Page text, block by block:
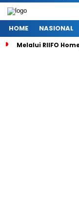
HOME NASIONAL
Melalui RIIFO